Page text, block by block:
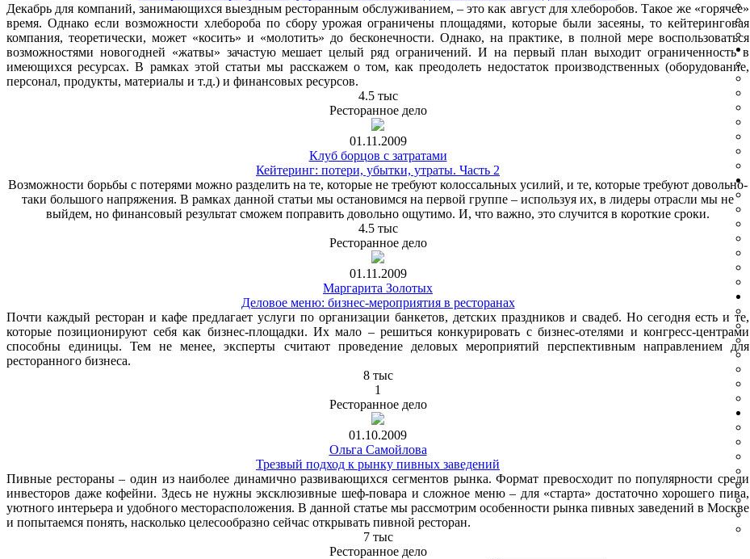
Декабрь для компаний, занимающихся выездным ресторанным обслуживанием, – это как август для хлеборобов. Такое же «горячее»
время. Однако если возможности хлебороба по сбору урожая ограничены площадями, которые были засеяны, то кейтеринговая
компания, теоретически, может «косить» и «молотить» до бесконечности. Однако, на практике, в полной мере воспользоваться
возможностями новогодней «жатвы» зачастую мешает целый ряд ограничений. И на первый план выходит ограниченность в
имеющихся ресурсах. В рамках этой статьи мы расскажем о том, как преодолеть недостаток производственных (оборудование,
персонал, продукты, материалы и т.д.) и финансовых ресурсов.
4.5 тыс
Ресторанное дело
01.11.2009
Клуб борцов с затратами
Кейтеринг: потери, убытки, утраты. Часть 2
Возможности борьбы с потерями можно разделить на те, которые не требуют колоссальных усилий, и те, которые требуют довольно-
таки большого напряжения. В рамках данной статьи мы остановимся на первой группе – используя их, в лидеры отрасли мы не
выйдем, но финансовый результат сможем поправить довольно ощутимо. И, что важно, это случится в короткие сроки.
4.5 тыс
Ресторанное дело
01.11.2009
Маргарита Золотых
Деловое меню: бизнес-мероприятия в ресторанах
Почти каждый ресторан и кафе предлагает услуги по организации банкетов, детских праздников и свадеб. Но сегодня есть и те,
которые позиционируют себя как бизнес-площадки. Их мало – решиться конкурировать с бизнес-отелями и конгресс-центрами
способны единицы. Тем не менее, эксперты считают проведение деловых мероприятий перспективным направлением для
ресторанного бизнеса.
8 тыс
1
Ресторанное дело
01.10.2009
Ольга Самойлова
Трезвый подход к рынку пивных заведений
Пивные рестораны – один из наиболее динамично развивающихся сегментов рынка. Формат превосходит по популярности среди
инвесторов даже кофейни. Здесь не нужны эксклюзивные шеф-повара и сложное меню – для «старта» достаточно хорошего пива,
уютного интерьера и удобного месторасположения. В данной статье мы рассмотрим особенности рынка пивных заведений в Москве
и попытаемся понять, насколько целесообразно сейчас открывать пивной ресторан.
7 тыс
Ресторанное дело